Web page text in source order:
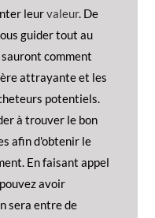
leurvaleur. De
guider tout au
comment
attrayante et les
potentiels.
à trouver le bon
afin d'obtenir le
En faisant appel
avoir
sera entre de